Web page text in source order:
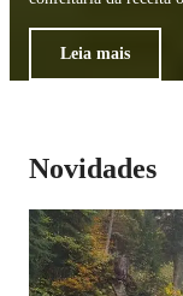
Leia mais
Novidades